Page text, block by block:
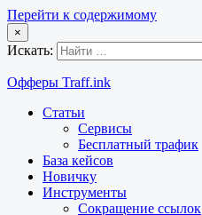
Перейти к содержимому
×
Искать:
Офферы Traff.ink
Статьи
Сервисы
Бесплатный трафик
База кейсов
Новичку
Инструменты
Сокращение ссылок